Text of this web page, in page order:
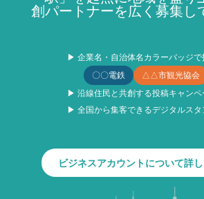
創パートナーを広く募集し
▶ 企業名・自治体名カラーバッジで
〇〇電鉄
△△市観光協会
▶ 沿線住民と共創する投稿キャンペ
▶ 全国から集客できるデジタルスタ
ビジネスアカウントについて詳